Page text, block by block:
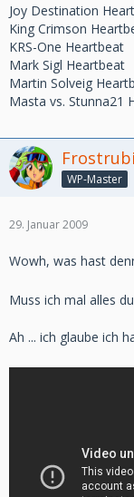
Joy Destination
King Crimson
KRS-One Heartbeat
Mark Sigl Heartbeat
Martin Solveig
Masta vs. Stunna21
WP-Master
29. Januar 2009
Wowh, was hast
Muss ich mal alles
Ah ... ich glaube ich